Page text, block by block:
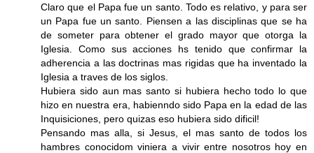
Claro que el Papa fue un santo. Todo es relativo, y para ser
un Papa fue un santo. Piensen a las disciplinas que se ha
de someter para obtener el grado mayor que otorga la
Iglesia. Como sus acciones hs tenido que confirmar la
adherencia a las doctrinas mas rigidas que ha inventado la
Iglesia a traves de los siglos.
Hubiera sido aun mas santo si hubiera hecho todo lo que
hizo en nuestra era, habienndo sido Papa en la edad de las
Inquisiciones, pero quizas eso hubiera sido dificil!
Pensando mas alla, si Jesus, el mas santo de todos los
hambres conocidom viniera a vivir entre nosotros hoy en